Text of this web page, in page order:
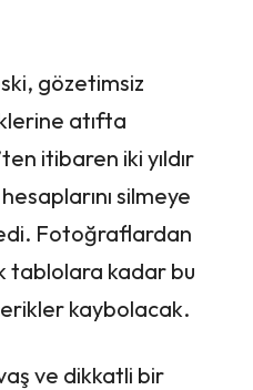
gözetimsiz
atıfta
itibaren iki yıldır
silmeye
Fotoğraflardan
tablolara kadar bu
kaybolacak.
ve dikkatli bir